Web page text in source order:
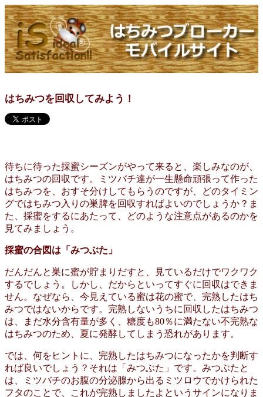
はちみつを回収してみよう！
待ちに待った採蜜シーズンがやって来ると、楽しみなのが、
はちみつの回収です。ミツバチ達が一生懸命頑張って作った
はちみつを、おすそ分けしてもらうのですが、どのタイミン
グではちみつ入りの巣脾を回収すればよいのでしょうか？ま
た、採蜜をするにあたって、どのような注意点があるのかを
見てみましょう。
採蜜の合図は「みつぶた」
だんだんと巣に蜜が貯まりだすと、見ているだけでワクワク
するでしょう。しかし、だからといってすぐに回収はできま
せん。なぜなら、今見えている蜜は花の蜜で、完熟したはち
みつではないからです。完熟しないうちに回収したはちみつ
は、まだ水分含有量が多く、糖度も80％に満たない不完熟な
はちみつのため、夏に発酵してしまう恐れがあります。
では、何をヒントに、完熟したはちみつになったかを判断す
れば良いでしょう？それは「みつぶた」です。みつぶたと
は、ミツバチのお腹の分泌腺から出るミツロウでかけられた
フタのことで、これが完熟しましたよというサインになりま